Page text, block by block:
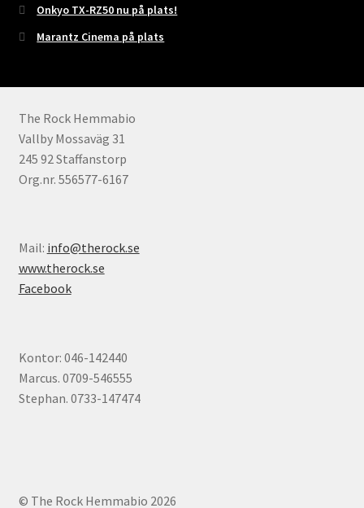
Onkyo TX-RZ50 nu på plats!
Marantz Cinema på plats
The Rock Hemmabio
Vallby Mossaväg 31
245 92 Staffanstorp
Org.nr. 556577-6167
Mail: info@therock.se
www.therock.se
Facebook
Kontor: 046-142440
Marcus. 0709-546555
Stephan. 0733-147474
© The Rock Hemmabio 2026